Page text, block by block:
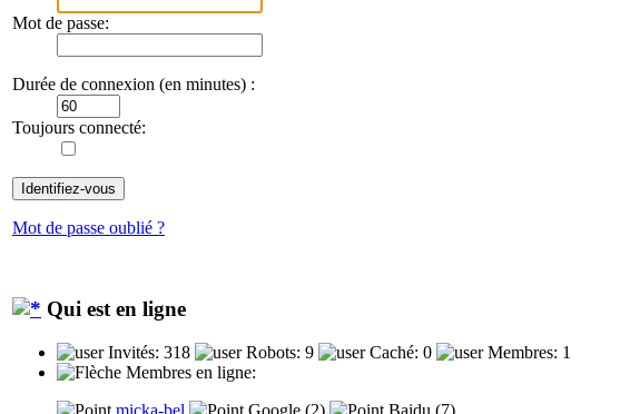
Mot de passe:
Durée de connexion (en minutes) :
Toujours connecté:
Mot de passe oublié ?
Qui est en ligne
Invités: 318 Robots: 9 Caché: 0
Membres: 1
Membres en ligne:
micka-bel
Google (2) Baidu (7)